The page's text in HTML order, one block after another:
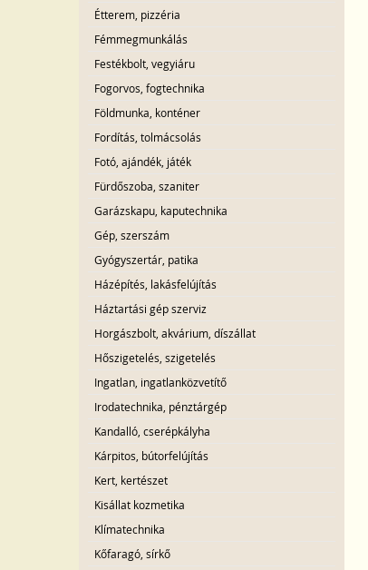
Étterem, pizzéria
Fémmegmunkálás
Festékbolt, vegyiáru
Fogorvos, fogtechnika
Földmunka, konténer
Fordítás, tolmácsolás
Fotó, ajándék, játék
Fürdőszoba, szaniter
Garázskapu, kaputechnika
Gép, szerszám
Gyógyszertár, patika
Házépítés, lakásfelújítás
Háztartási gép szerviz
Horgászbolt, akvárium, díszállat
Hőszigetelés, szigetelés
Ingatlan, ingatlanközvetítő
Irodatechnika, pénztárgép
Kandalló, cserépkályha
Kárpitos, bútorfelújítás
Kert, kertészet
Kisállat kozmetika
Klímatechnika
Kőfaragó, sírkő